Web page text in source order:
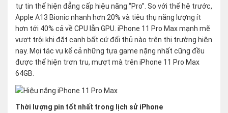
tự tin thể hiện đẳng cấp hiệu năng “Pro”. So với thế hệ trước,
Apple A13 Bionic nhanh hơn 20% và tiêu thụ năng lượng ít
hơn tới 40% cả về CPU lẫn GPU. iPhone 11 Pro Max mạnh mẽ
vượt trội khi đặt cạnh bất cứ đối thủ nào trên thị trường hiện
nay. Mọi tác vụ kể cả những tựa game nặng nhất cũng đều
được thể hiện trơn tru, mượt mà trên iPhone 11 Pro Max
64GB.
Thời lượng pin tốt nhất trong lịch sử iPhone